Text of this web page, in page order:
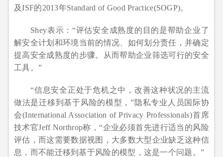
及ISF的2013年Standard of Good Practice(SOGP)。
Shey表示：“评估安全成熟度的目的是帮助企业了
解安全计划和环境当前的情况、如何划分责任，并确定
提高安全成熟度的步骤。从而帮助企业筛选可行的安全
工具。”
“信息安全正处于危机之中，改善这种状况的主流
做法是迁移到基于风险的模型，”隐私专业人员国际协
会(International Association of Privacy Professionals)首席
技术官Jeff Northrop称，“企业必须首先进行适当的风险
评估，而这需要数据视图，大多数大型企业缺乏这种信
息，而不能迁移到基于风险的模型，这是一个问题。”